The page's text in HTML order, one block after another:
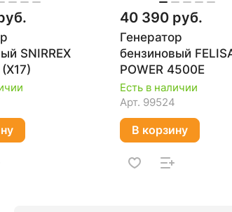
SNIRREX
40 390 руб.
Генератор
бензиновый
POWER 4500Е
Есть в наличии
Арт. 99524
В корзину